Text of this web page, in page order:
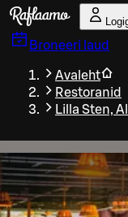
Liigu peamise sisu
Broneeri laud
Avaleht
Restoranid
Lilla Sten,